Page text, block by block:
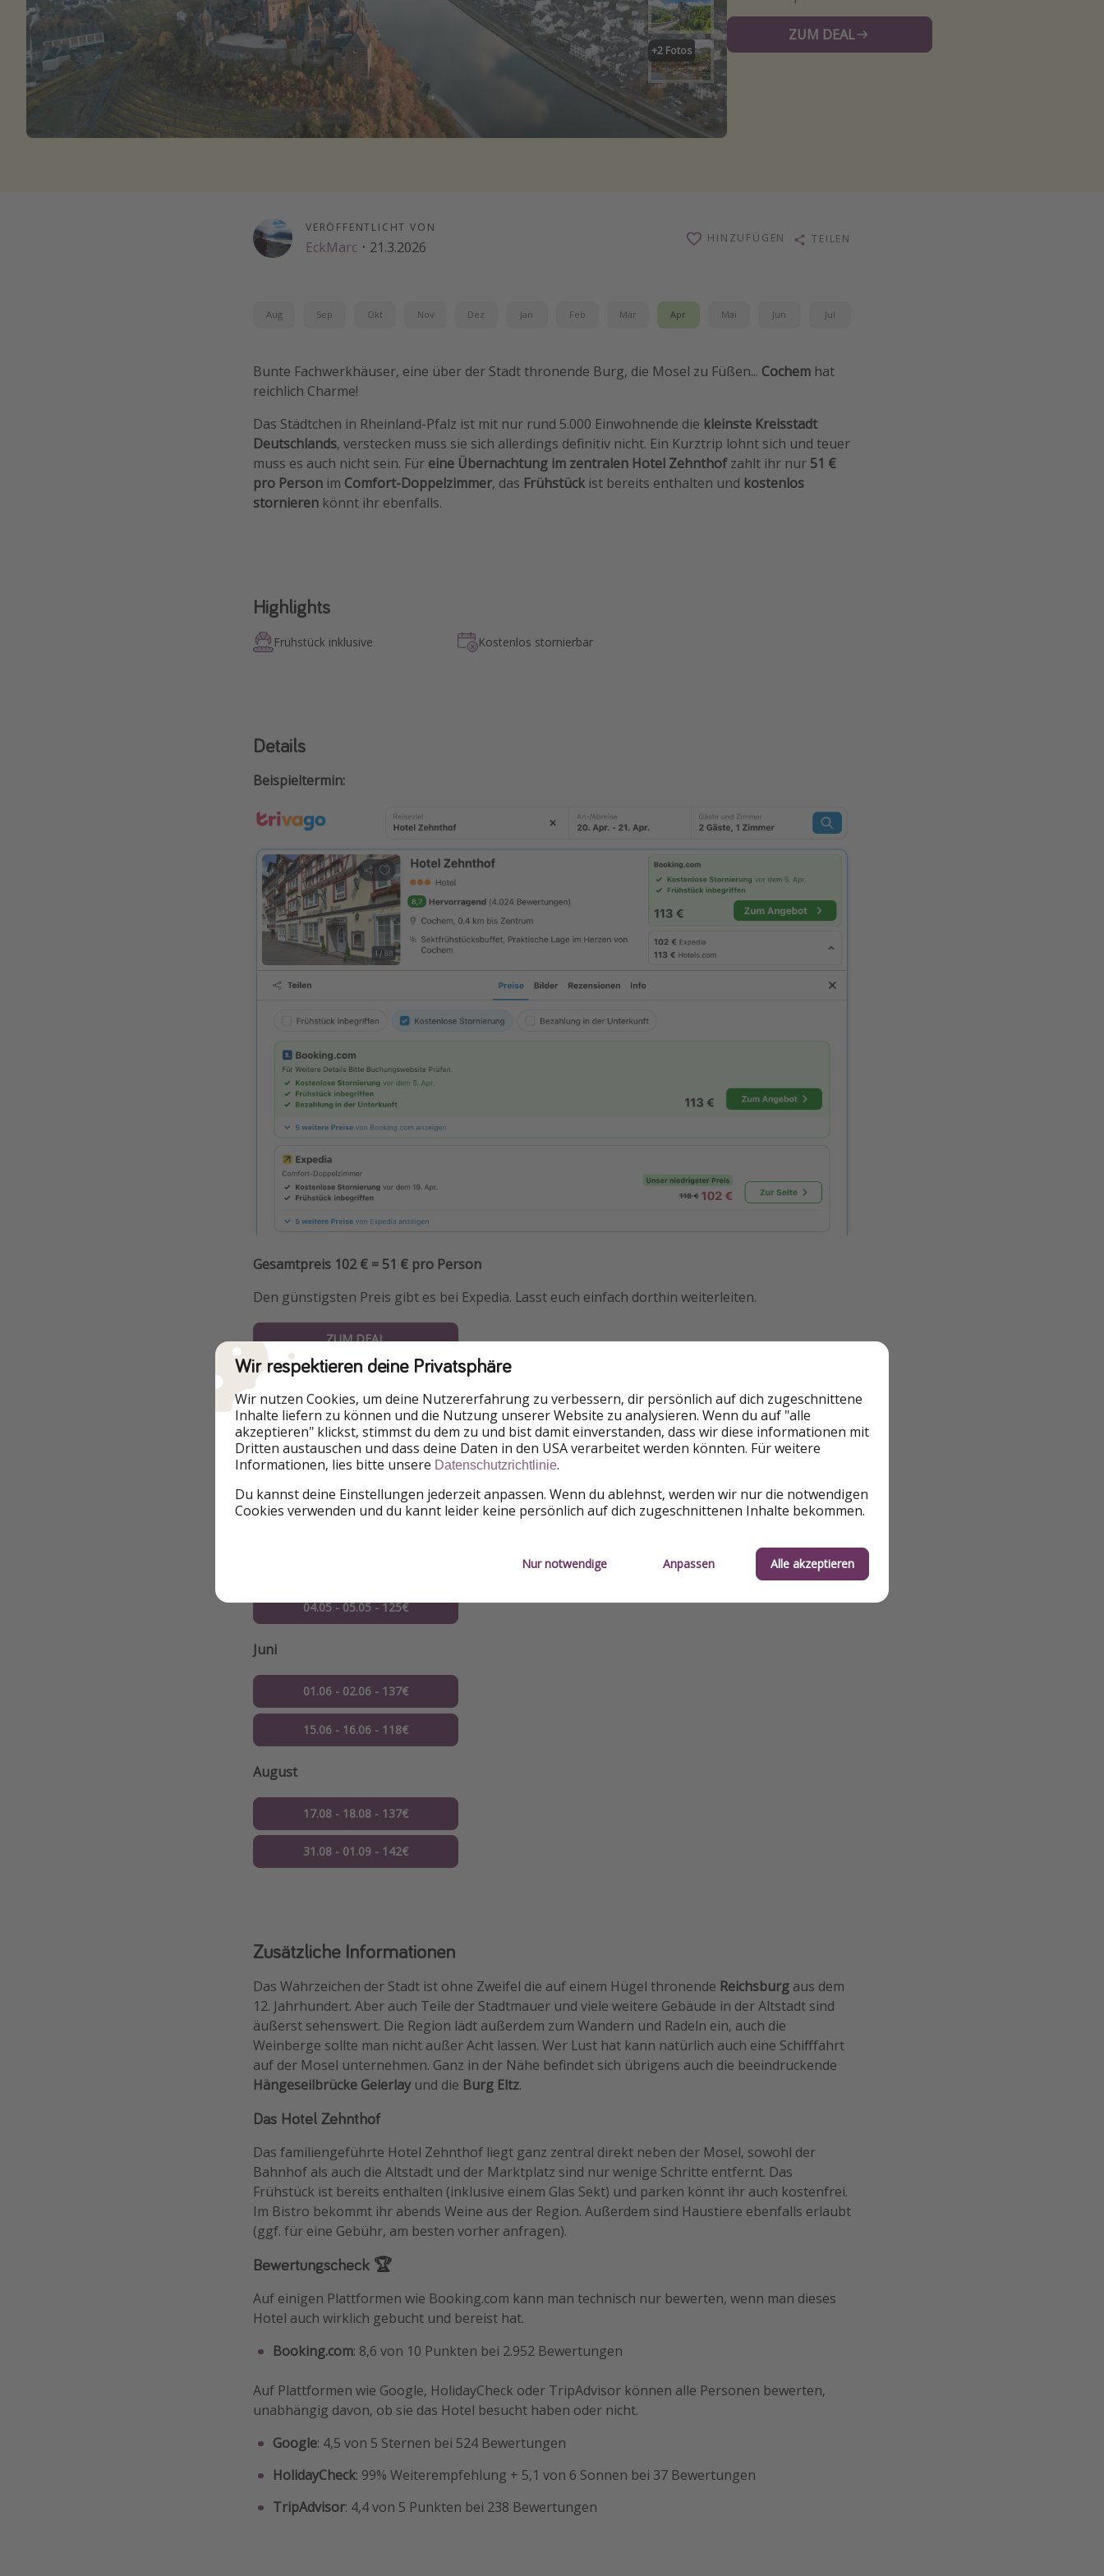
+2 Fotos
ZUM DEAL
VERÖFFENTLICHT VON
EckMarc · 21.3.2026
HINZUFÜGEN TEILEN
Aug Sep Okt Nov Dez Jan Feb Mär Apr Mai Jun Jul
Bunte Fachwerkhäuser, eine über der Stadt thronende Burg, die Mosel zu Füßen... Cochem hat
reichlich Charme!
Das Städtchen in Rheinland-Pfalz ist mit nur rund 5.000 Einwohnende die kleinste Kreisstadt
Deutschlands, verstecken muss sie sich allerdings definitiv nicht. Ein Kurztrip lohnt sich und teuer
muss es auch nicht sein. Für eine Übernachtung im zentralen Hotel Zehnthofzahlt ihr nur 51 €
pro Person im Comfort-Doppelzimmer, das Frühstück ist bereits enthalten und kostenlos
stornieren könnt ihr ebenfalls.
Highlights
Frühstück inklusive Kostenlos stornierbar
Details
Beispieltermin:
Gesamtpreis 102 € = 51 € pro Person
Den günstigsten Preis gibt es bei Expedia. Lasst euch einfach dorthin weiterleiten.
ZUM DEAL
Der hier genannte Reisepreis ist mit der Veröffentlichung des Deals verfügbar und buchbar,
jedoch haben wir keinen Einfluss darauf, wann und wie stark sich ein Reisepreis verändern kann.
Wenn die Nachfrage besonders hoch ist, kann das Beispieldatum ausgebucht sein, sodass euch
ein anderes Datum & Preis angezeigt wird.
04.05 - 05.05 - 125€
Juni
01.06 - 02.06 - 137€
15.06 - 16.06 - 118€
August
17.08 - 18.08 - 137€
31.08 - 01.09 - 142€
Zusätzliche Informationen
Das Wahrzeichen der Stadt ist ohne Zweifel die auf einem Hügel thronende Reichsburg aus dem
12. Jahrhundert. Aber auch Teile der Stadtmauer und viele weitere Gebäude in der Altstadt sind
äußerst sehenswert. Die Region lädt außerdem zum Wandern und Radeln ein, auch die
Weinberge sollte man nicht außer Acht lassen. Wer Lust hat kann natürlich auch eine Schifffahrt
auf der Mosel unternehmen. Ganz in der Nähe befindet sich übrigens auch die beeindruckende
Hängeseilbrücke Geierlayund die Burg Eltz.
Das Hotel Zehnthof
Das familiengeführte Hotel Zehnthof liegt ganz zentral direkt neben der Mosel, sowohl der
Bahnhof als auch die Altstadt und der Marktplatz sind nur wenige Schritte entfernt. Das
Frühstück ist bereits enthalten (inklusive einem Glas Sekt) und parken könnt ihr auch kostenfrei.
Im Bistro bekommt ihr abends Weine aus der Region. Außerdem sind Haustiere ebenfalls erlaubt
(ggf. für eine Gebühr, am besten vorher anfragen).
Bewertungscheck 🏆
Auf einigen Plattformen wie Booking.com kann man technisch nur bewerten, wenn man dieses
Hotel auch wirklich gebucht und bereist hat.
Booking.com: 8,6 von 10 Punkten bei 2.952 Bewertungen
Auf Plattformen wie Google, HolidayCheck oder TripAdvisor können alle Personen bewerten,
unabhängig davon, ob sie das Hotel besucht haben oder nicht.
Google: 4,5 von 5 Sternen bei 524 Bewertungen
HolidayCheck: 99% Weiterempfehlung + 5,1 von 6 Sonnen bei 37 Bewertungen
TripAdvisor: 4,4 von 5 Punkten bei 238 Bewertungen
Wir respektieren deine Privatsphäre
Wir nutzen Cookies, um deine Nutzererfahrung zu verbessern, dir persönlich auf dich zugeschnittene
Inhalte liefern zu können und die Nutzung unserer Website zu analysieren. Wenn du auf "alle
akzeptieren" klickst, stimmst du dem zu und bist damit einverstanden, dass wir diese informationen mit
Dritten austauschen und dass deine Daten in den USA verarbeitet werden könnten. Für weitere
Informationen, lies bitte unsere Datenschutzrichtlinie.
Du kannst deine Einstellungen jederzeit anpassen. Wenn du ablehnst, werden wir nur die notwendigen
Cookies verwenden und du kannt leider keine persönlich auf dich zugeschnittenen Inhalte bekommen.
Nur notwendige Anpassen Alle akzeptieren